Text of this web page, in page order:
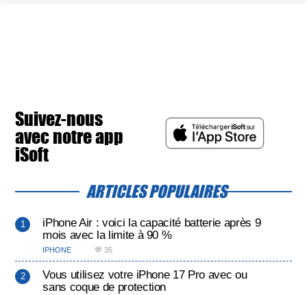
Suivez-nous
avec notre app
iSoft
ARTICLES POPULAIRES
iPhone Air : voici la capacité batterie après 9
mois avec la limite à 90 %
IPHONE 💬 35
Vous utilisez votre iPhone 17 Pro avec ou
sans coque de protection